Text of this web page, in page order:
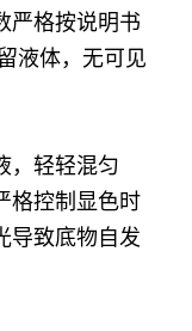
严格按说明书
液体，无可见
，轻轻混匀
格控制显色时
导致底物自发